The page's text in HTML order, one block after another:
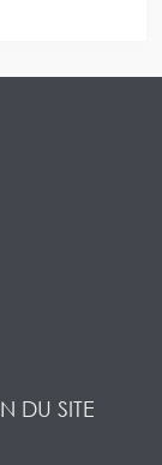
DU SITE